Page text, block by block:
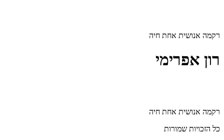
רקמה אנושית אחת חיה
רון אפרימי
רקמה אנושית אחת חיה
כל הזכויות שמורות